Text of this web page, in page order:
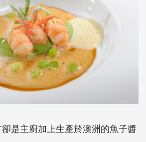
是主廚加上生產於澳洲的魚子醬